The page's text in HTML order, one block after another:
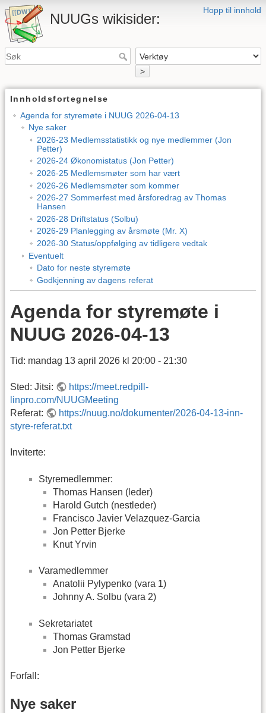
Hopp til innhold
NUUGs wikisider:
>
Innholdsfortegnelse
Agenda for styremøte i NUUG 2026-04-13
Nye saker
2026-23 Medlemsstatistikk og nye medlemmer (Jon
Petter)
2026-24 Økonomistatus (Jon Petter)
2026-25 Medlemsmøter som har vært
2026-26 Medlemsmøter som kommer
2026-27 Sommerfest med årsforedrag av Thomas
Hansen
2026-28 Driftstatus (Solbu)
2026-29 Planlegging av årsmøte (Mr. X)
2026-30 Status/oppfølging av tidligere vedtak
Eventuelt
Dato for neste styremøte
Godkjenning av dagens referat
Agenda for styremøte i
NUUG 2026-04-13
Tid: mandag 13 april 2026 kl 20:00 - 21:30
Sted: Jitsi:
https://meet.redpill-
linpro.com/NUUGMeeting
Referat:
https://nuug.no/dokumenter/2026-04-13-inn-
styre-referat.txt
Inviterte:
Styremedlemmer:
Thomas Hansen (leder)
Harold Gutch (nestleder)
Francisco Javier Velazquez-Garcia
Jon Petter Bjerke
Knut Yrvin
Varamedlemmer
Anatolii Pylypenko (vara 1)
Johnny A. Solbu (vara 2)
Sekretariatet
Thomas Gramstad
Jon Petter Bjerke
Forfall:
Nye saker